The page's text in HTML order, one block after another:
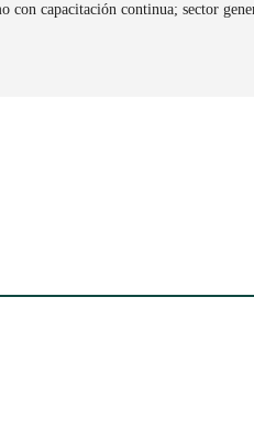
con capacitación continua; sector